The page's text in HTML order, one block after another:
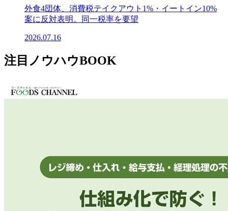
外食4団体、消費税テイクアウト1%・イートイン10%
案に反対表明。同一税率を要望
2026.07.16
注目ノウハウBOOK